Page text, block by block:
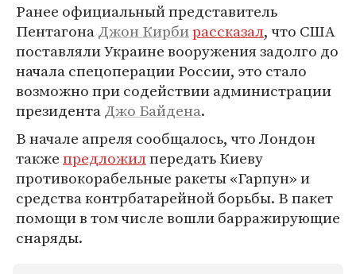
Ранее официальный представитель
ПентагонаДжон Кирбирассказал, что США
поставляли Украине вооружения задолго до
начала спецоперации России, это стало
возможно при содействии администрации
президентаДжо Байдена.
В начале апреля сообщалось, что Лондон
такжепредложилпередать Киеву
противокорабельные ракеты «Гарпун» и
средства контрбатарейной борьбы. В пакет
помощи в том числе вошли барражирующие
снаряды.